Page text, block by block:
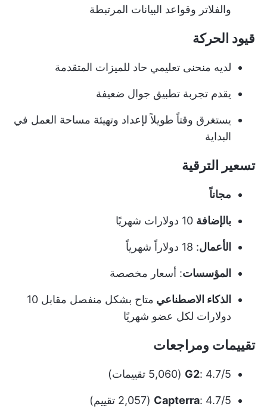
والفلاتر وقواعد البيانات المرتبطة
قيود الحركة
لديه منحنى تعليمي حاد للميزات المتقدمة
يقدم تجربة تطبيق جوال ضعيفة
يستغرق وقتاً طويلاً لإعداد وتهيئة مساحة العمل في
البداية
تسعير الترقية
مجاناً
بالإضافة
الأعمال: 18 دولاراً شهرياً
المؤسسات: أسعار مخصصة
الذكاء الاصطناعي
متاح بشكل منفصل مقابل 10
دولارات لكل عضو شهريًا
تقييمات ومراجعات
G2: 4.7/5 (5,060 تقييمات)
Capterra: 4.7/5 (2,057 تقييم)